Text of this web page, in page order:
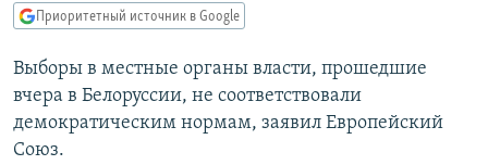
главной
навигации
Вернутся
поиску
IDEL.РЕАЛИИ
КАВКАЗ.РЕАЛИИ
СЕВЕР.РЕАЛИИ
СИБИРЬ.РЕАЛИИ
Приоритетный источник в Google
Выборы в местные органы власти, прошедшие
вчера в Белоруссии, не соответствовали
демократическим нормам, заявил Европейский
Союз.